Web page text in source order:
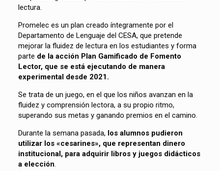
lectura.
Promelec es un plan creado íntegramente por el
Departamento de Lenguaje del CESA, que pretende
mejorar la fluidez de lectura en los estudiantes y forma
parte de la acción Plan Gamificado de Fomento
Lector, que se está ejecutando de manera
experimental desde 2021.
Se trata de un juego, en el que los niños avanzan en la
fluidez y comprensión lectora, a su propio ritmo,
superando sus metas y ganando premios en el camino.
Durante la semana pasada, los alumnos pudieron
utilizar los «cesarines», que representan dinero
institucional, para adquirir libros y juegos didácticos
a elección.